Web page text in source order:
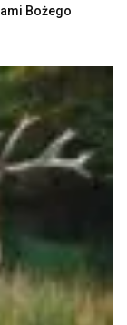
Bożego